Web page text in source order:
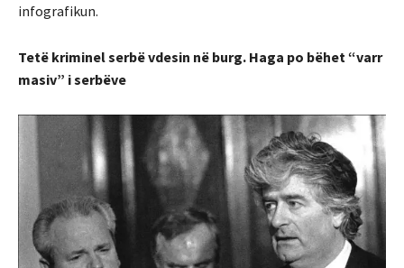
infografikun.
Tetë kriminel serbë vdesin në burg. Haga po bëhet “varr
masiv” i serbëve